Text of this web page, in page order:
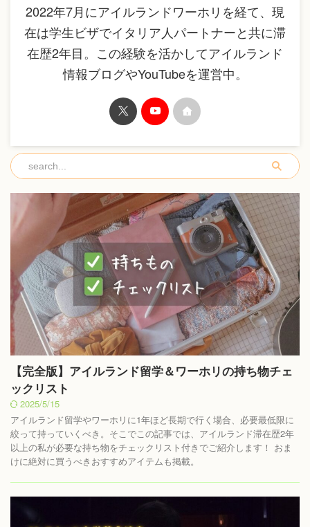
2022年7月にアイルランドワーホリを経て、現
在は学生ビザでイタリア人パートナーと共に滞
在歴2年目。この経験を活かしてアイルランド
情報ブログやYouTubeを運営中。
【完全版】アイルランド留学＆ワーホリの持ち物チェ
ックリスト
2025/5/15
アイルランド留学やワーホリに1年ほど長期で行く場合、必要最低限に
絞って持っていくべき。そこでこの記事では、アイルランド滞在歴2年
以上の私が必要な持ち物をチェックリスト付きでご紹介します！ おま
けに絶対に買うべきおすすめアイテムも掲載。